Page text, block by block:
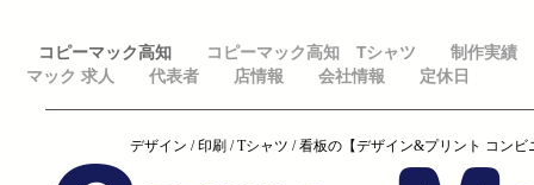
コピーマック高知 コピーマック高知 Tシャツ
制作実績
マック 求人
代表者 店情報 会社情報 定休日
デザイン / 印刷 / Tシャツ / 看板の【デザイン&プリント コンビ